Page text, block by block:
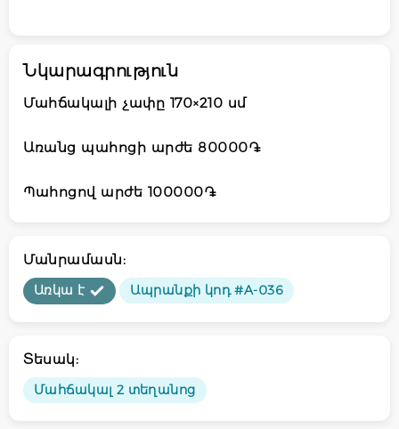
Նկարագրություն
Մահճակալի չափը 170×210 սմ
Առանց պահոցի արժե 80000֏
Պահոցով արժե 100000֏
Մանրամասն:
Առկա է Ապրանքի կոդ #A-036
Տեսակ:
Մահճակալ 2 տեղանոց